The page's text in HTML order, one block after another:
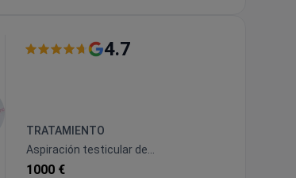
4.7
TRATAMIENTO
Aspiración testicular de
espermatozoides (TESA)
1000 €